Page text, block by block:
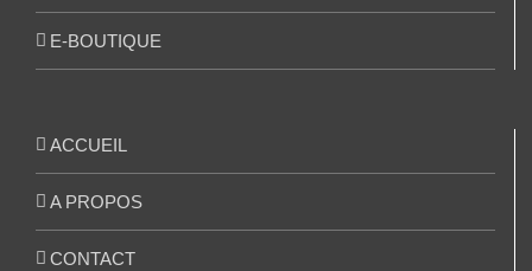
E-BOUTIQUE
ACCUEIL
A PROPOS
CONTACT